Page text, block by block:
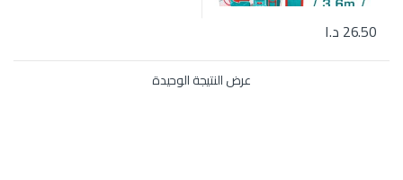
26.50 د.ا
عرض النتيجة الوحيدة